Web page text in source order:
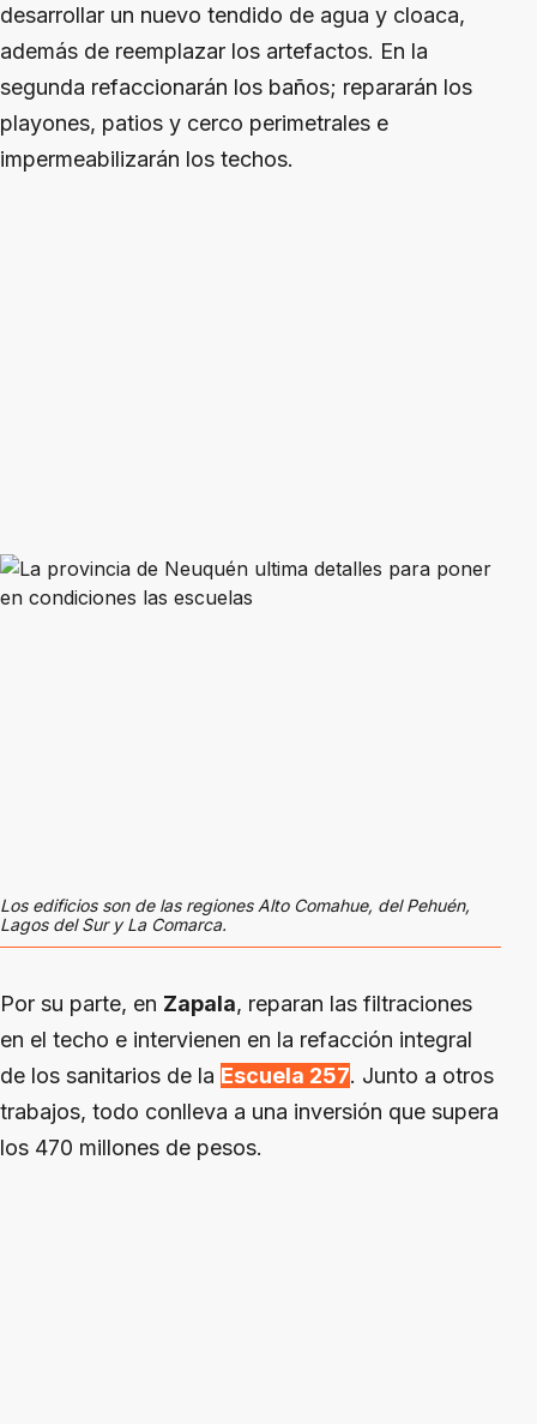
desarrollar un nuevo tendido de agua y cloaca,
además de reemplazar los artefactos. En la
segunda refaccionarán los baños; repararán los
playones, patios y cerco perimetrales e
impermeabilizarán los techos.
Los edificios son de las regiones Alto Comahue, del Pehuén,
Lagos del Sur y La Comarca.
Por su parte, en Zapala, reparan las filtraciones
en el techo e intervienen en la refacción integral
de los sanitarios de la Escuela 257. Junto a otros
trabajos, todo conlleva a una inversión que supera
los 470 millones de pesos.